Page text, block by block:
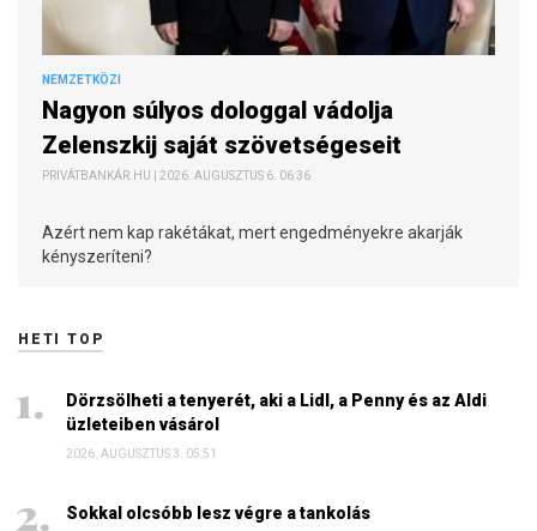
NEMZETKÖZI
Nagyon súlyos dologgal vádolja
Zelenszkij saját szövetségeseit
PRIVÁTBANKÁR.HU | 2026. AUGUSZTUS 6. 06:36
Azért nem kap rakétákat, mert engedményekre akarják
kényszeríteni?
HETI TOP
Dörzsölheti a tenyerét, aki a Lidl, a Penny és az Aldi
üzleteiben vásárol
2026. AUGUSZTUS 3. 05:51
Sokkal olcsóbb lesz végre a tankolás